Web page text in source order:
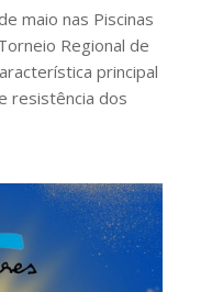
maio nas Piscinas
Regional de
principal
resistência dos